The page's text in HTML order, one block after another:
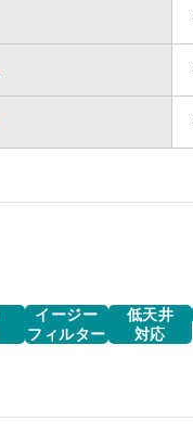
イージー
フィルター
低天井
対応